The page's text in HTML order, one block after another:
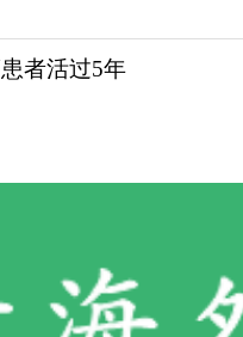
者活过5年